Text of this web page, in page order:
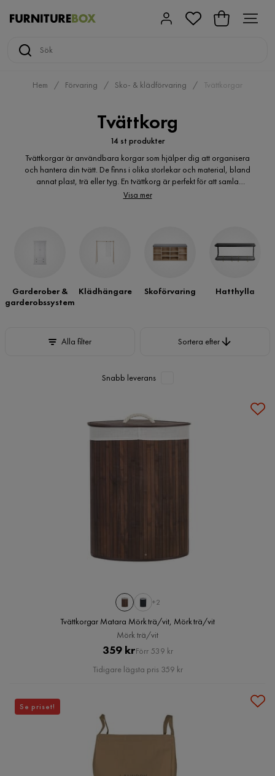
Hem Förvaring Sko- & klädförvaring Tvättkorgar
Tvättkorg
14 st produkter
Tvättkorgar är användbara korgar som hjälper dig att organisera
och hantera din tvätt. De finns i olika storlekar och material, bland
annat plast, trä eller tyg. En tvättkorg är perfekt för att samla
smutsiga kläder som ska till tvättmaskinen. Den hjälper också till att
vara både praktisk och samtidigt ett snyggt inslag i inredningen
beroende på vilken stil på tvättkorg du väljer.
Visa mer
Garderober &
garderobssystem
Klädhängare Skoförvaring Hatthylla
Alla filter Sortera efter
Snabb leverans
+2
Tvättkorgar Matara Mörk trä/vit, Mörk trä/vit
Mörk trä/vit
Pris
359 krOriginal
Pris
Förr 539 kr
Tidigare lägsta pris 359 kr
Se priset!